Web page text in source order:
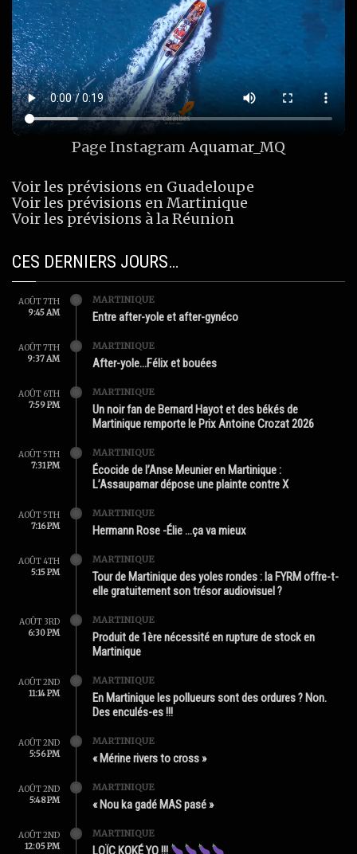
Page Instagram Aquamar_MQ
Voir les prévisions en Guadeloupe
Voir les prévisions en Martinique
Voir les prévisions à la Réunion
CES DERNIERS JOURS…
AOÛT 7TH
9:45 AM
MARTINIQUE
Entre after-yole et after-gynéco
AOÛT 7TH
9:37 AM
MARTINIQUE
After-yole…Félix et bouées
AOÛT 6TH
7:59 PM
MARTINIQUE
Un noir fan de Bernard Hayot et des békés de
Martinique remporte le Prix Antoine Crozat 2026
AOÛT 5TH
7:31 PM
MARTINIQUE
Écocide de l’Anse Meunier en Martinique :
L’Assaupamar dépose une plainte contre X
AOÛT 5TH
7:16 PM
MARTINIQUE
Hermann Rose -Élie …ça va mieux
AOÛT 4TH
5:15 PM
MARTINIQUE
Tour de Martinique des yoles rondes : la FYRM offre-t-
elle gratuitement son trésor audiovisuel ?
AOÛT 3RD
6:30 PM
MARTINIQUE
Produit de 1ère nécessité en rupture de stock en
Martinique
AOÛT 2ND
11:14 PM
MARTINIQUE
En Martinique les pollueurs sont des ordures ? Non.
Des enculés-es !!!
AOÛT 2ND
5:56 PM
MARTINIQUE
« Mérine rivers to cross »
AOÛT 2ND
5:48 PM
MARTINIQUE
« Nou ka gadé MAS pasé »
AOÛT 2ND
12:05 PM
MARTINIQUE
LOÏC KOKÉ YO !!!